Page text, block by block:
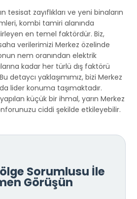
tesisat zayıflıkları ve yeni binaların
kombi tamiri alanında
en temel faktördür. Biz,
verilerimizi Merkez özelinde
nem oranından elektrik
kadar her türlü dış faktörü
detaycı yaklaşımımız, bizi Merkez
lider konuma taşımaktadır.
küçük bir ihmal, yarın Merkez
ciddi şekilde etkileyebilir.
Sorumlusu İle
Görüşün